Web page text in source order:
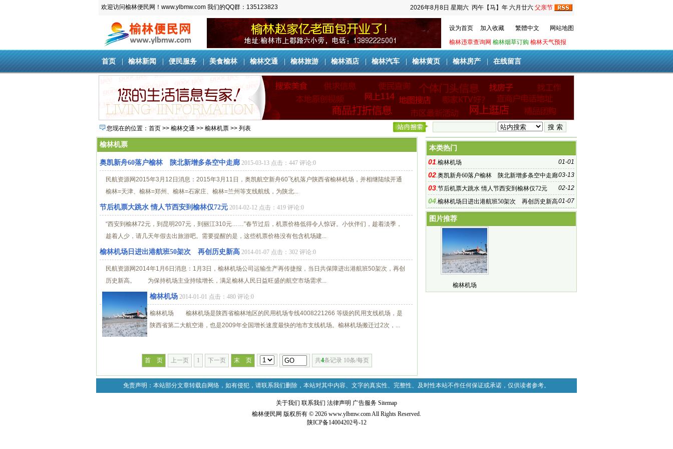
2026年8月8日 星期六 丙午【马】年 六月廿六 父亲节
欢迎访问榆林便民网！www.ylbmw.com 我们的QQ群：135123823
设为首页 加入收藏 繁體中文
网站地图
榆林违章查询网 榆林烟草订购 榆林天气预报
首页 榆林新闻 便民服务 美食榆林 榆林交通 榆林旅游 榆林酒店 榆林汽车 榆林黄页 榆林房产 在线留言
您现在的位置： 首页 >> 榆林交通 >> 榆林机票 >> 列表
榆林机票
奥凯新舟60落户榆林 陕北新增多条空中走廊 2015-03-13 点击：447 评论:0
民航资源网2015年3月12日消息：2015年3月11日，奥凯航空新舟60飞机落户陕西省榆林机场，并相继陆续开通
榆林=天津、榆林=郑州、榆林=石家庄、榆林=兰州等支线航线，为陕北...
节后机票大跳水 情人节西安到榆林仅72元 2014-02-12 点击：419 评论:0
“西安到榆林72元，到昆明207元，到丽江310元……”春节过后，机票价格低得令人惊讶。小伙伴们，趁着淡季，
趁着人少，请几天年假去出旅游吧。需要提醒的是，这些机票价格没有包含机场建...
榆林机场日进出港航班50架次 再创历史新高 2014-01-07 点击：302 评论:0
民航资源网2014年1月6日消息：1月3日，榆林机场公司运输生产再传捷报，当日共保障进出港航班50架次，再创
历史新高。 为保持机场主业持续增长，满足榆林人民日益旺盛的航空市场需求...
榆林机场 2014-01-01 点击：480 评论:0
榆林机场 榆林机场是陕西省榆林地区的民用机场专线4008221266 等级的民用支线机场，是
陕西省第二大航空港，也是2009年全国增长速度最快的地市支线机场。榆林机场搬迁过2次，...
首 页 上一页 1 下一页 末 页 共4条记录 10条/每页
本类热门
01-01
01.榆林机场
03-13
02.奥凯新舟60落户榆林 陕北新增多条空中走廊
02-12
03.节后机票大跳水 情人节西安到榆林仅72元
01-07
04.榆林机场日进出港航班50架次 再创历史新高
图片推荐
榆林机场
免责声明：本站部分文章转载自网络，如有侵犯，请联系我们删除，本站对其中内容、文字的真实性、完整性、及时性本站不作任何保证或承诺，仅供读者参考。
关于我们 联系我们 法律声明 广告服务 Sitemap
榆林便民网 版权所有 © 2026 www.ylbmw.comAll Rights Reserved.
陕ICP备14004202号-12